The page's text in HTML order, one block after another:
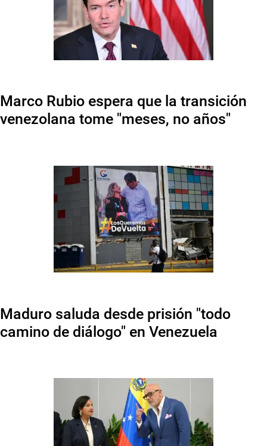
Marco Rubio espera que la transición
venezolana tome "meses, no años"
Maduro saluda desde prisión "todo
camino de diálogo" en Venezuela